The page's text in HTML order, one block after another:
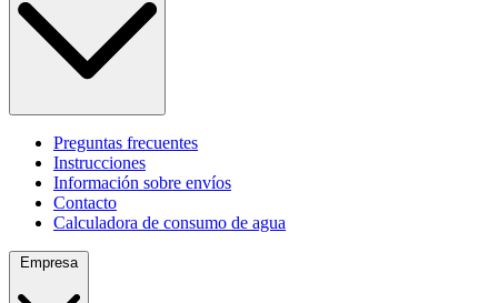
Preguntas frecuentes
Instrucciones
Información sobre envíos
Contacto
Calculadora de consumo de agua
Empresa